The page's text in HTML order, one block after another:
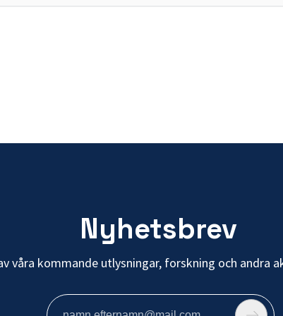
Nyhetsbrev
våra kommande utlysningar, forskning och andra